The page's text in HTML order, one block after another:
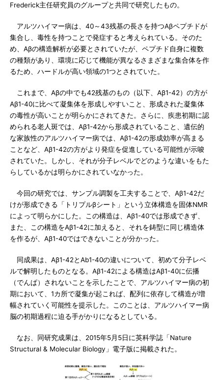
Frederick主任研究員のグループと共同で研究したもの。
アルツハイマー病は、40～43残基の長さを持つAβペプチドが
集合し、毒性を持つことで発症すると考えられている。そのた
め、Aβの構造解析が必要とされていたが、ペプチド自身に複数
の種類があり、環境に応じて機能が異なるさまざまな集合体を作
るため、ハードルが高い領域の1つとされていた。
これまで、Aβの中でも42残基のもの（以下、Aβ1-42）の方が
Aβ1-40に比べて凝集体を形成しやすいこと、形成された凝集体
の毒性が高いことが明らかにされてきた。さらに、疾患初期に認
められる老人斑では、Aβ1-42から形成されていること、遺伝的
な家族性のアルツハイマー病では、Aβ1-42の形成効率が高まる
ことなど、Aβ1-42の方がより発症を促進している可能性が示唆
されていた。しかし、それが分子レベルでどのような違いをもた
らしているかは明らかにされていなかった。
今回の研究では、サンプル調製を工夫することで、Aβ1-42だ
けが形成できる「トリプルβシート」という立体構造を固体NMR
によって明らかにした。この構造は、Aβ1-40では形成できず、
また、この構造をAβ1-42に加えると、それを鋳型に同じ構造体
を作るが、Aβ1-40ではできないことが分かった。
同成果は、Aβ1-42とAb1-40の違いについて、初めて分子レベ
ルで解明したものとなる。Aβ1-42による構造はAβ1-40に伝播
（でんぱ）されないことを示したことで、アルツハイマー病の初
期において、1カ所で凝集が起これば、配列に依存して構造が増
幅されていく可能性を提示した。このことは、アルツハイマー病
脳の初期過程に迫る手がかりになるとしている。
なお、同研究成果は、2015年5月5日に英科学誌「Nature
Structural & Molecular Biology」電子版に掲載された。